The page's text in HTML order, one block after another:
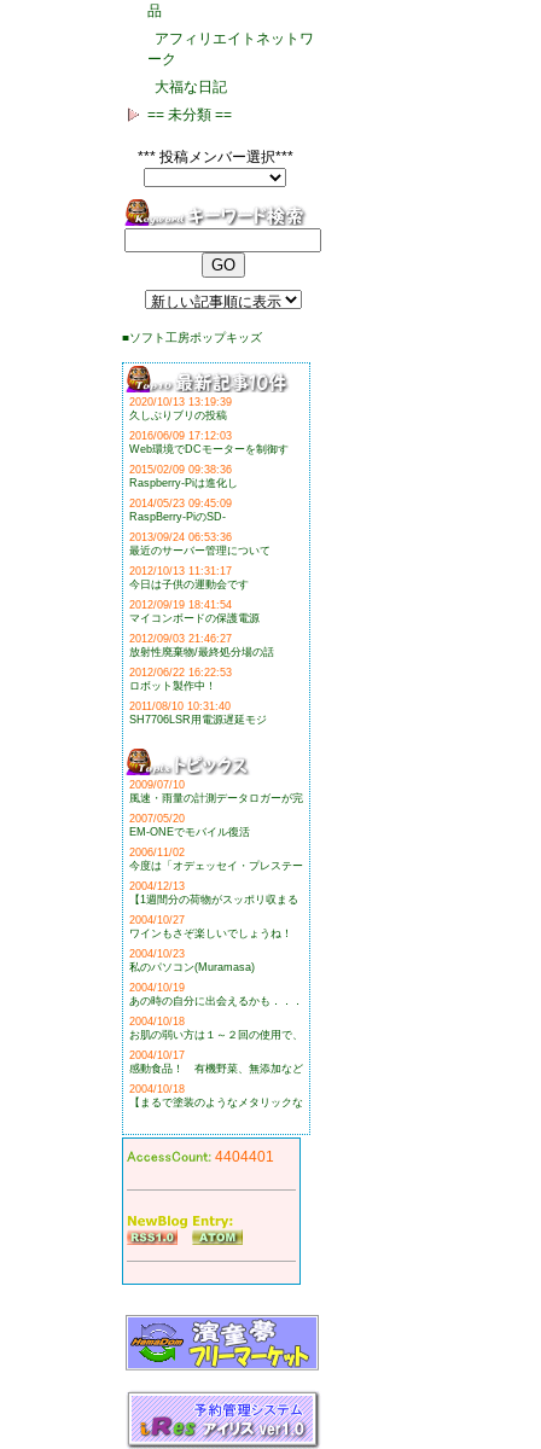
品
アフィリエイトネットワ
ーク
大福な日記
== 未分類 ==
*** 投稿メンバー選択***
■ソフト工房ポップキッズ
2020/10/13 13:19:39
久しぶりブリの投稿
2016/06/09 17:12:03
Web環境でDCモーターを制御す
2015/02/09 09:38:36
Raspberry-Piは進化し
2014/05/23 09:45:09
RaspBerry-PiのSD-
2013/09/24 06:53:36
最近のサーバー管理について
2012/10/13 11:31:17
今日は子供の運動会です
2012/09/19 18:41:54
マイコンボードの保護電源
2012/09/03 21:46:27
放射性廃棄物/最終処分場の話
2012/06/22 16:22:53
ロボット製作中！
2011/08/10 10:31:40
SH7706LSR用電源遅延モジ
2009/07/10
風速・雨量の計測データロガーが完
2007/05/20
EM-ONEでモバイル復活
2006/11/02
今度は「オデェッセイ・プレステー
2004/12/13
【1週間分の荷物がスッポリ収まる
2004/10/27
ワインもさぞ楽しいでしょうね！
2004/10/23
私のパソコン(Muramasa)
2004/10/19
あの時の自分に出会えるかも．．．
2004/10/18
お肌の弱い方は１～２回の使用で、
2004/10/17
感動食品！ 有機野菜、無添加など
2004/10/18
【まるで塗装のようなメタリックな
4404401